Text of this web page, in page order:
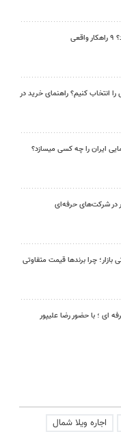
انتخاب کنیم؟ راهنمای خرید در
ایران را چه کسی میسازد؟
در شرکت‌های حرفه‌ای
چرا برندها قیمت متفاوتی
ای ؛ با حضور رضا علیپور
اجاره ویلا شمال